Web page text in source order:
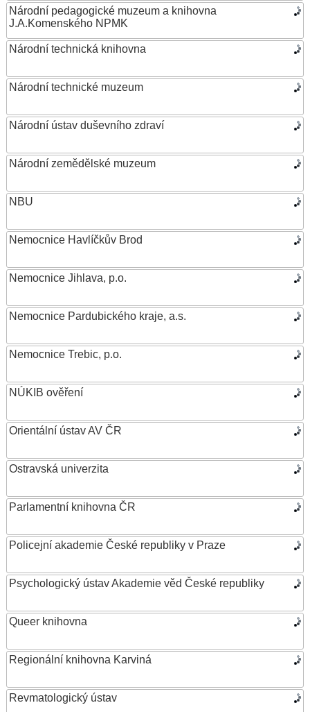
Národní pedagogické muzeum a knihovna
J.A.Komenského NPMK
Národní technická knihovna
Národní technické muzeum
Národní ústav duševního zdraví
Národní zemědělské muzeum
NBU
Nemocnice Havlíčkův Brod
Nemocnice Jihlava, p.o.
Nemocnice Pardubického kraje, a.s.
Nemocnice Trebic, p.o.
NÚKIB ověření
Orientální ústav AV ČR
Ostravská univerzita
Parlamentní knihovna ČR
Policejní akademie České republiky v Praze
Psychologický ústav Akademie věd České republiky
Queer knihovna
Regionální knihovna Karviná
Revmatologický ústav